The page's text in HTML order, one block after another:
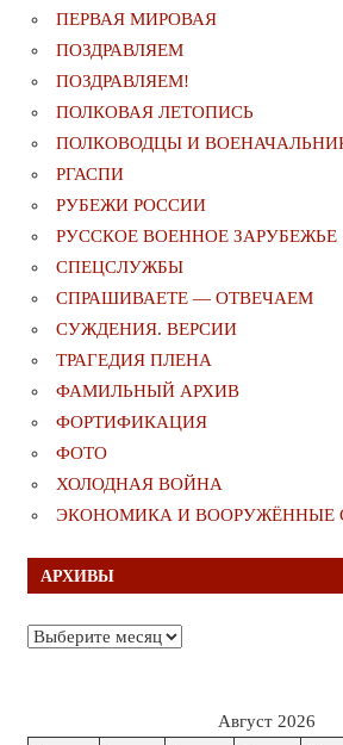
ПЕРВАЯ МИРОВАЯ
ПОЗДРАВЛЯЕМ
ПОЗДРАВЛЯЕМ!
ПОЛКОВАЯ ЛЕТОПИСЬ
ПОЛКОВОДЦЫ И
РГАСПИ
РУБЕЖИ РОССИИ
РУССКОЕ ВОЕННОЕ ЗАРУБЕЖЬЕ
СПЕЦСЛУЖБЫ
СПРАШИВАЕТЕ — ОТВЕЧАЕМ
СУЖДЕНИЯ. ВЕРСИИ
ТРАГЕДИЯ ПЛЕНА
ФАМИЛЬНЫЙ АРХИВ
ФОРТИФИКАЦИЯ
ФОТО
ХОЛОДНАЯ ВОЙНА
ЭКОНОМИКА И ВООРУЖЁННЫЕ
АРХИВЫ
Архивы
Август 2026